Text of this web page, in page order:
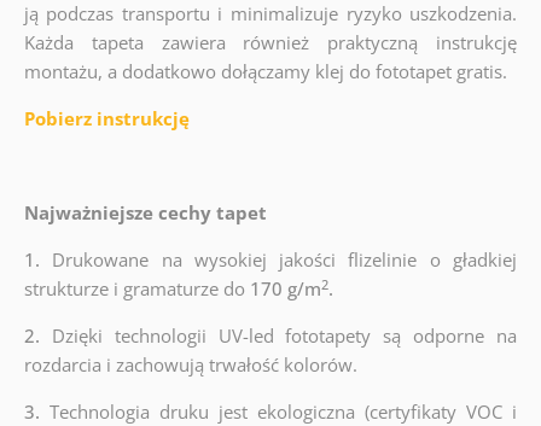
ją podczas transportu i minimalizuje ryzyko uszkodzenia.
Każda tapeta zawiera również praktyczną instrukcję
montażu, a dodatkowo dołączamy klej do fototapet gratis.
Pobierz instrukcję
Najważniejsze cechy tapet
1. Drukowane na wysokiej jakości flizelinie o gładkiej
strukturze i gramaturze do 170 g/m2.
2. Dzięki technologii UV-led fototapety są odporne na
rozdarcia i zachowują trwałość kolorów.
3. Technologia druku jest ekologiczna (certyfikaty VOC i